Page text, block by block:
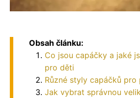
Obsah článku:
Co jsou capáčky a jaké
pro děti
Různé styly capáčků pro
Jak vybrat správnou